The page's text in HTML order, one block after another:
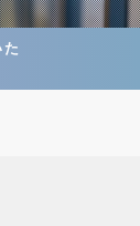
で挑むキャ